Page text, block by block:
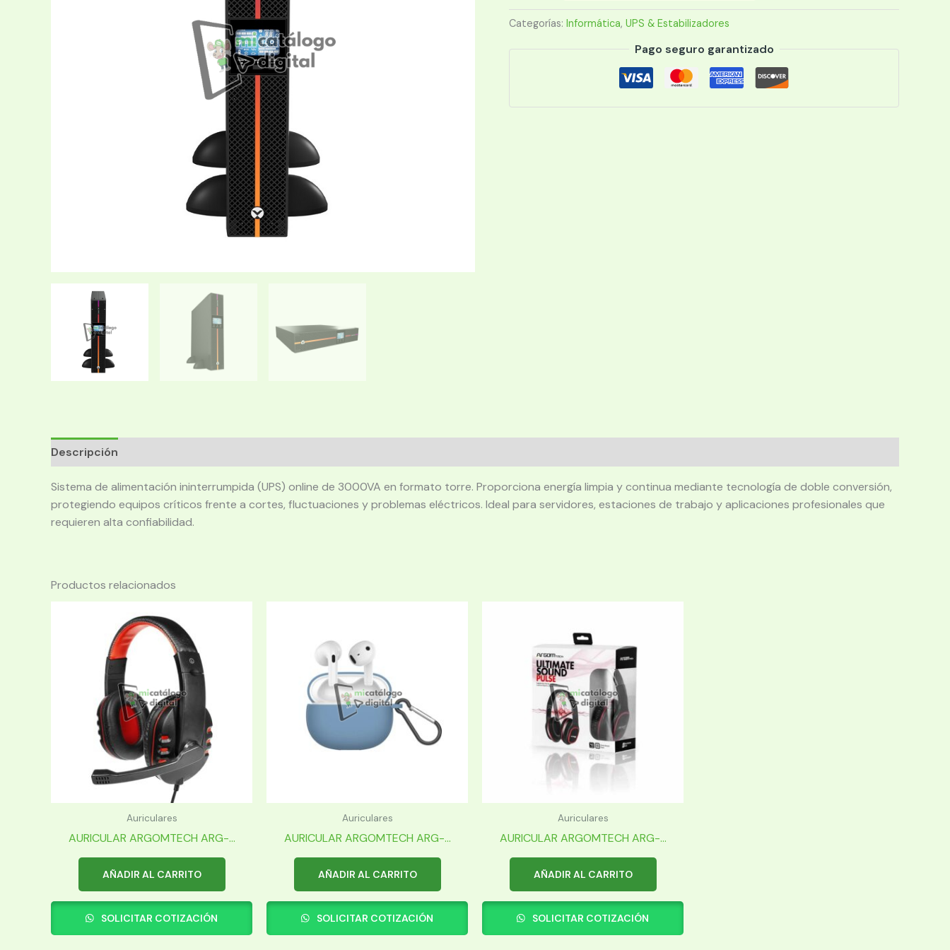
GXE3
TOWER
Categorías: Informática, UPS & Estabilizadores
Pago seguro garantizado
Descripción
Sistema de alimentación ininterrumpida (UPS) online de 3000VA en formato torre. Proporciona energía limpia y continua mediante tecnología de doble conversión,
protegiendo equipos críticos frente a cortes, fluctuaciones y problemas eléctricos. Ideal para servidores, estaciones de trabajo y aplicaciones profesionales que
requieren alta confiabilidad.
Productos relacionados
Auriculares
AURICULAR ARGOMTECH ARG-...
AÑADIR AL CARRITO
SOLICITAR COTIZACIÓN
Auriculares
AURICULAR ARGOMTECH ARG-...
AÑADIR AL CARRITO
SOLICITAR COTIZACIÓN
Auriculares
AURICULAR ARGOMTECH ARG-...
AÑADIR AL CARRITO
SOLICITAR COTIZACIÓN